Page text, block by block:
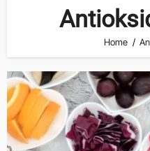
Home